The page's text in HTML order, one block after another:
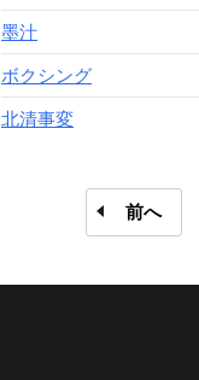
墨汁
ボクシング
北清事変
前へ